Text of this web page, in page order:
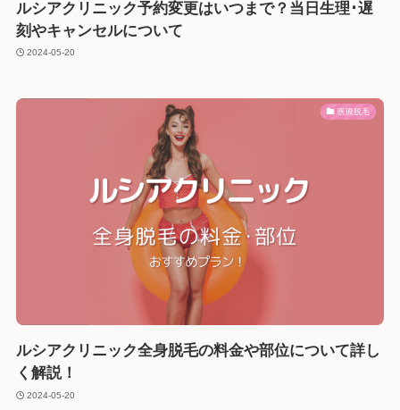
ルシアクリニック予約変更はいつまで？当日生理･遅
刻やキャンセルについて
2024-05-20
医療脱毛
ルシアクリニック全身脱毛の料金や部位について詳し
く解説！
2024-05-20